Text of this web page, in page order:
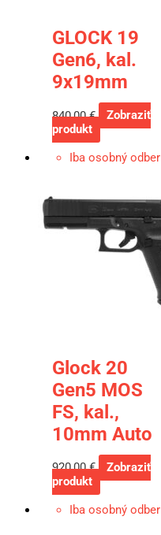
GLOCK 19
Gen6, kal.
9x19mm
840,00€
Zobraziť
produkt
Iba osobný odber
Glock 20
Gen5 MOS
FS, kal.,
10mm Auto
920,00€
Zobraziť
produkt
Iba osobný odber